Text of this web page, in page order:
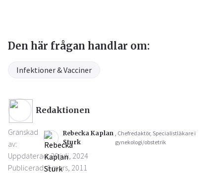
Den här frågan handlar om:
Infektioner & Vacciner
Redaktionen
Granskad
av:
Rebecka Kaplan
Sturk
, Chefredaktör, Specialistläkare i
gynekologi/obstetrik
Uppdaterad: 20 juli, 2024
Publicerad: 8 mars, 2011